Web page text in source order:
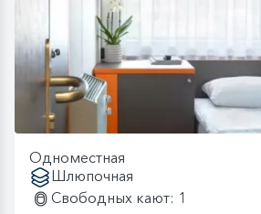
Одноместная
Шлюпочная
Свободных кают: 1